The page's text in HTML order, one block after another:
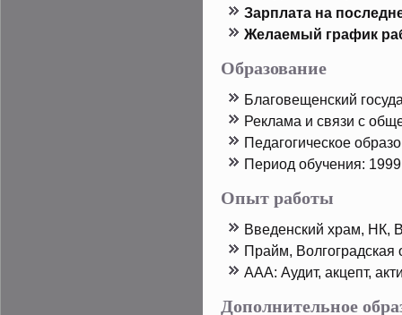
Зарплата на
Желаемый график
Образование
Благовещенский
Реклама и связи с
Педагогическοе
Период обучения:
Опыт работы
Введенский храм, НК,
Прайм, Волгоградская
ААА: Аудит, акцепт,
Дополнительное